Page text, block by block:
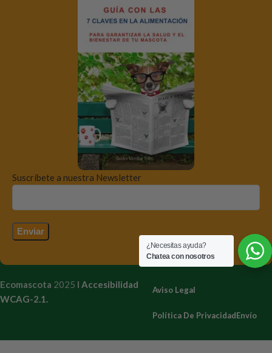
Suscríbete a nuestra Newsletter
Ecomascota 2025 I Accesibilidad
WCAG-2.1.
Aviso Legal
Política De PrivacidadEnvío
¿Necesitas ayuda?
Chatea con nosotros